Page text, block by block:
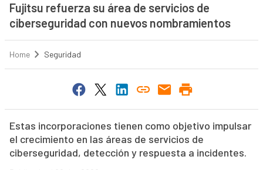
Fujitsu refuerza su área de servicios de
ciberseguridad con nuevos nombramientos
Home Seguridad
Estas incorporaciones tienen como objetivo impulsar
el crecimiento en las áreas de servicios de
ciberseguridad, detección y respuesta a incidentes.